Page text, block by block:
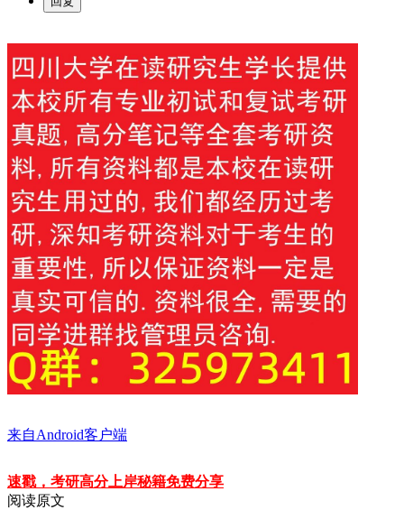
来自Android客户端
速戳，考研高分上岸秘籍免费分享
阅读原文